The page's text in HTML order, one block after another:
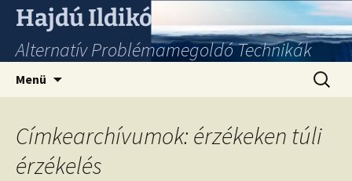
Hajdú Ildikó
Alternatív Problémamegoldó Technikák
Menü
Címkearchívumok: érzékeken túli
érzékelés